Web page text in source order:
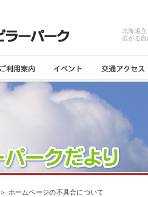
北海道
広がる
＞ ホームページの不具合について